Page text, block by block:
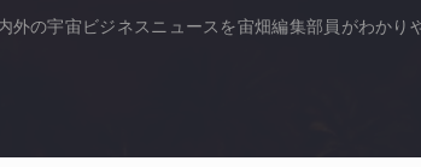
の宇宙ビジネスニュースを宙畑編集部員がわかり